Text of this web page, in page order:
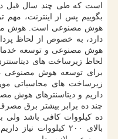
است که طی چند سال قبل
بگوییم پس از اینترنت، مهم
هوش مصنوعی است. هوش
دارد، به خصوص از لحاظ
هوش مصنوعی و توسعه
لحاظ زیرساخت های
برای توسعه هوش مصنوعی
زیرساخت های محاسباتی
داریم و دیتاسنترهای هوش
چند ده برابر بیشتر برق
ده کیلووات کافی باشد
بالای ۲۰۰ کیلووات